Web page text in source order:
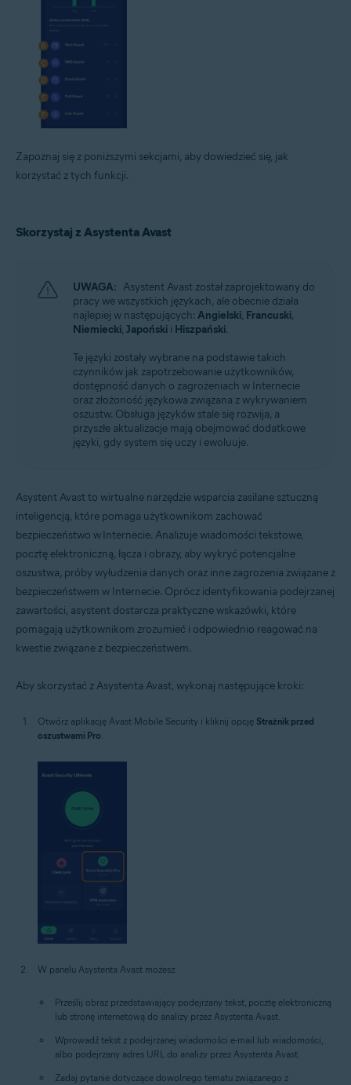
Zapoznaj się z poniższymi sekcjami, aby dowiedzieć się, jak
korzystać z tych funkcji.
Skorzystaj z Asystenta Avast
UWAGA: Asystent Avast został zaprojektowany do
pracy we wszystkich językach, ale obecnie działa
najlepiej w następujących: Angielski, Francuski,
Niemiecki, Japoński i Hiszpański.
Te języki zostały wybrane na podstawie takich
czynników jak zapotrzebowanie użytkowników,
dostępność danych o zagrożeniach w Internecie
oraz złożoność językowa związana z wykrywaniem
oszustw. Obsługa języków stale się rozwija, a
przyszłe aktualizacje mają obejmować dodatkowe
języki, gdy system się uczy i ewoluuje.
Asystent Avast to wirtualne narzędzie wsparcia zasilane sztuczną
inteligencją, które pomaga użytkownikom zachować
bezpieczeństwo w Internecie. Analizuje wiadomości tekstowe,
pocztę elektroniczną, łącza i obrazy, aby wykryć potencjalne
oszustwa, próby wyłudzenia danych oraz inne zagrożenia związane z
bezpieczeństwem w Internecie. Oprócz identyfikowania podejrzanej
zawartości, asystent dostarcza praktyczne wskazówki, które
pomagają użytkownikom zrozumieć i odpowiednio reagować na
kwestie związane z bezpieczeństwem.
Aby skorzystać z Asystenta Avast, wykonaj następujące kroki:
Otwórz aplikację Avast Mobile Security i kliknij opcję Strażnik przed
oszustwami Pro.
W panelu Asystenta Avast możesz:
Prześlij obraz przedstawiający podejrzany tekst, pocztę elektroniczną
lub stronę internetową do analizy przez Asystenta Avast.
Wprowadź tekst z podejrzanej wiadomości e-mail lub wiadomości,
albo podejrzany adres URL do analizy przez Asystenta Avast.
Zadaj pytanie dotyczące dowolnego tematu związanego z